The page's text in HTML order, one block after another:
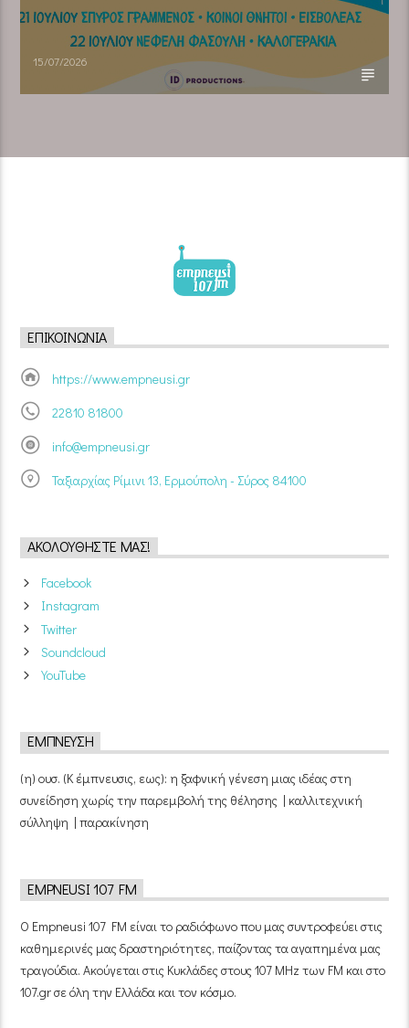
15/07/2026
ΕΠΙΚΟΙΝΩΝΊΑ
https://www.empneusi.gr
22810 81800
info@empneusi.gr
Ταξιαρχίας Ρίμινι 13, Ερμούπολη - Σύρος 84100
ΑΚΟΛΟΥΘΉΣΤΕ ΜΑΣ!
Facebook
Instagram
Twitter
Soundcloud
YouTube
ΈΜΠΝΕΥΣΗ
(η) ουσ. (Κ έμπνευσις, εως): η ξαφνική γένεση μιας ιδέας στη
συνείδηση χωρίς την παρεμβολή της θέλησης | καλλιτεχνική
σύλληψη | παρακίνηση
EMPNEUSI 107 FM
Ο Empneusi 107 FM είναι το ραδιόφωνο που μας συντροφεύει στις
καθημερινές μας δραστηριότητες, παίζοντας τα αγαπημένα μας
τραγούδια. Ακούγεται στις Κυκλάδες στους 107 MHz των FM και στο
107.gr σε όλη την Ελλάδα και τον κόσμο.